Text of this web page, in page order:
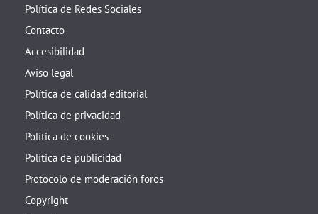
Política de Redes Sociales
Contacto
Accesibilidad
Aviso legal
Política de calidad editorial
Política de privacidad
Política de cookies
Política de publicidad
Protocolo de moderación foros
Copyright